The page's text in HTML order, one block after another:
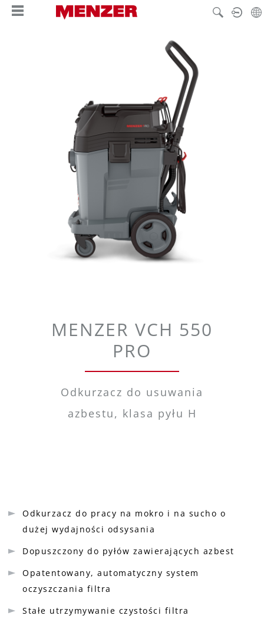
zawartości
MENZER VCH 550
PRO
Odkurzacz do usuwania
azbestu, klasa pyłu H
Odkurzacz do pracy na mokro i na sucho o
dużej wydajności odsysania
Dopuszczony do pyłów zawierających azbest
Opatentowany, automatyczny system
oczyszczania filtra
Stałe utrzymywanie czystości filtra